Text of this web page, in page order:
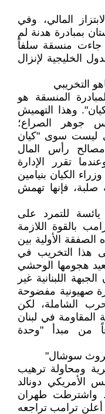
المالي، وفي
بمبادرة هدنة لم
جاءت منسقة سلفاً
الخليجية لإنزال
التخريبي
المنسقة هو
وهذا التهميش
جوهر الصراع؛
ليست سوى "كيان
رأس المال
تقرر الإدارة
الكيان بنيامين
صلبة، فإنها تهمش
للتمرد على
بالقوة اللازمة
الصفقة الأولية بين
هذا التخريب في
هجومها الوحشي
اللبنانية غير
صهيونية مفضوحة
الشاملة، لكن
في لبنان
من مبدأ "وحدة
سوشال"
ومحاولة ترهيب
الأمريكي دونالد
واشترطت طهران
أعلن ترامب تراجعه